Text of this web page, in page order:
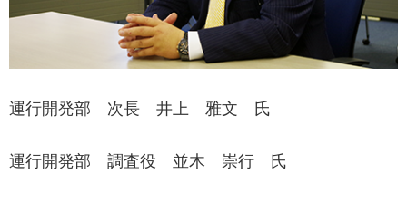
運行開発部 次長 井上 雅文 氏
運行開発部 調査役 並木 崇行 氏